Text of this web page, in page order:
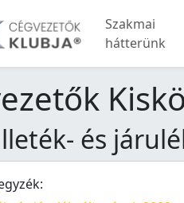
Szakmai
hátterünk
és